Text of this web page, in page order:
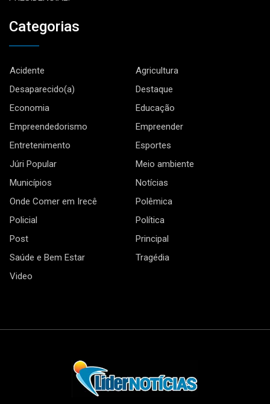
Categorias
Acidente
Agricultura
Desaparecido(a)
Destaque
Economia
Educação
Empreendedorismo
Empreender
Entretenimento
Esportes
Júri Popular
Meio ambiente
Municípios
Notícias
Onde Comer em Irecê
Polêmica
Policial
Política
Post
Principal
Saúde e Bem Estar
Tragédia
Video